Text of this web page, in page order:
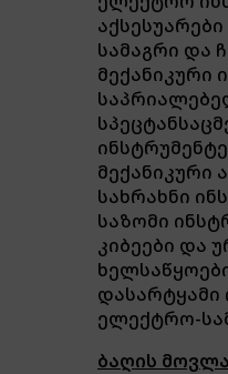
აქსესუარები
სამაგრი და
მექანიკური
მექანიკური
სახრახნი
საზომი
კიბეები და
დასარტყამი
ელექტრო-
ბაღის მოვლა